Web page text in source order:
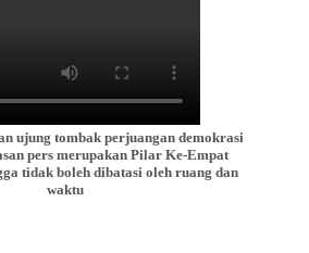
ujung tombak perjuangan demokrasi
pers merupakan Pilar Ke-Empat
tidak boleh dibatasi oleh ruang dan
waktu